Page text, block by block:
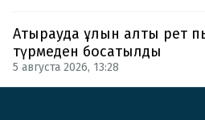
Атырауда ұлын алты рет
түрмеден босатылды
5 августа 2026, 13:28